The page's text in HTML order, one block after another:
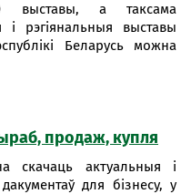
выставы, а таксама
і рэгіянальныя выставы
Беларусь можна
продаж, купля
скачаць актуальныя і
для бізнесу, у